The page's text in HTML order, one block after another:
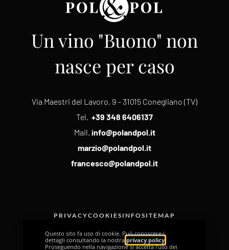
Un vino "Buono" non
nasce per caso
Via Maestri del Lavoro, 9 – 31015 Conegliano (TV)
Tel. +39 348 6406137
Mail. info@polandpol.it
marzio@polandpol.it
francesco@polandpol.it
PRIVACYCOOKIES INFOSITEMAP
Questo sito fa uso di cookie. Può conoscere i
dettagli consultando la nostra privacy policy.
Proseguendo nella navigazione si accetta l’uso dei